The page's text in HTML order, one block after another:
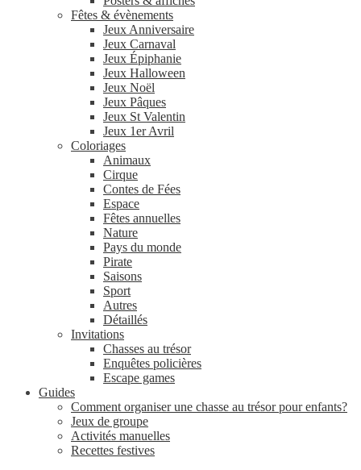
Fêtes & évènements
Jeux Anniversaire
Jeux Carnaval
Jeux Épiphanie
Jeux Halloween
Jeux Noël
Jeux Pâques
Jeux St Valentin
Jeux 1er Avril
Coloriages
Animaux
Cirque
Contes de Fées
Espace
Fêtes annuelles
Nature
Pays du monde
Pirate
Saisons
Sport
Autres
Détaillés
Invitations
Chasses au trésor
Enquêtes policières
Escape games
Guides
Comment organiser une chasse au trésor pour enfants?
Jeux de groupe
Activités manuelles
Recettes festives